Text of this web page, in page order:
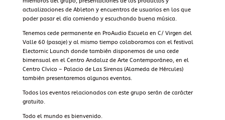
actualizaciones de Ableton y encuentros de usuarios en los que
poder pasar el día comiendo y escuchando buena música.
Tenemos cede permanente en ProAudio Escuela en C/ Virgen del
Valle 60 (pasaje) y al mismo tiempo colaboramos con el festival
Electornic Launch donde también disponemos de una cede
bimensual en el Centro Andaluz de Arte Contemporáneo, en el
Centro Cívico – Palacio de Las Sirenas (Alameda de Hércules)
también presentaremos algunos eventos.
Todos los eventos relacionados con este grupo serán de carácter
gratuito.
Todo el mundo es bienvenido.